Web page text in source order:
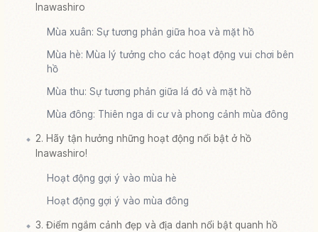
Inawashiro
Mùa xuân: Sự tương phản giữa hoa và mặt hồ
Mùa hè: Mùa lý tưởng cho các hoạt động vui chơi bên
hồ
Mùa thu: Sự tương phản giữa lá đỏ và mặt hồ
Mùa đông: Thiên nga di cư và phong cảnh mùa đông
2. Hãy tận hưởng những hoạt động nổi bật ở hồ
Inawashiro!
Hoạt động gợi ý vào mùa hè
Hoạt động gợi ý vào mùa đông
3. Điểm ngắm cảnh đẹp và địa danh nổi bật quanh hồ